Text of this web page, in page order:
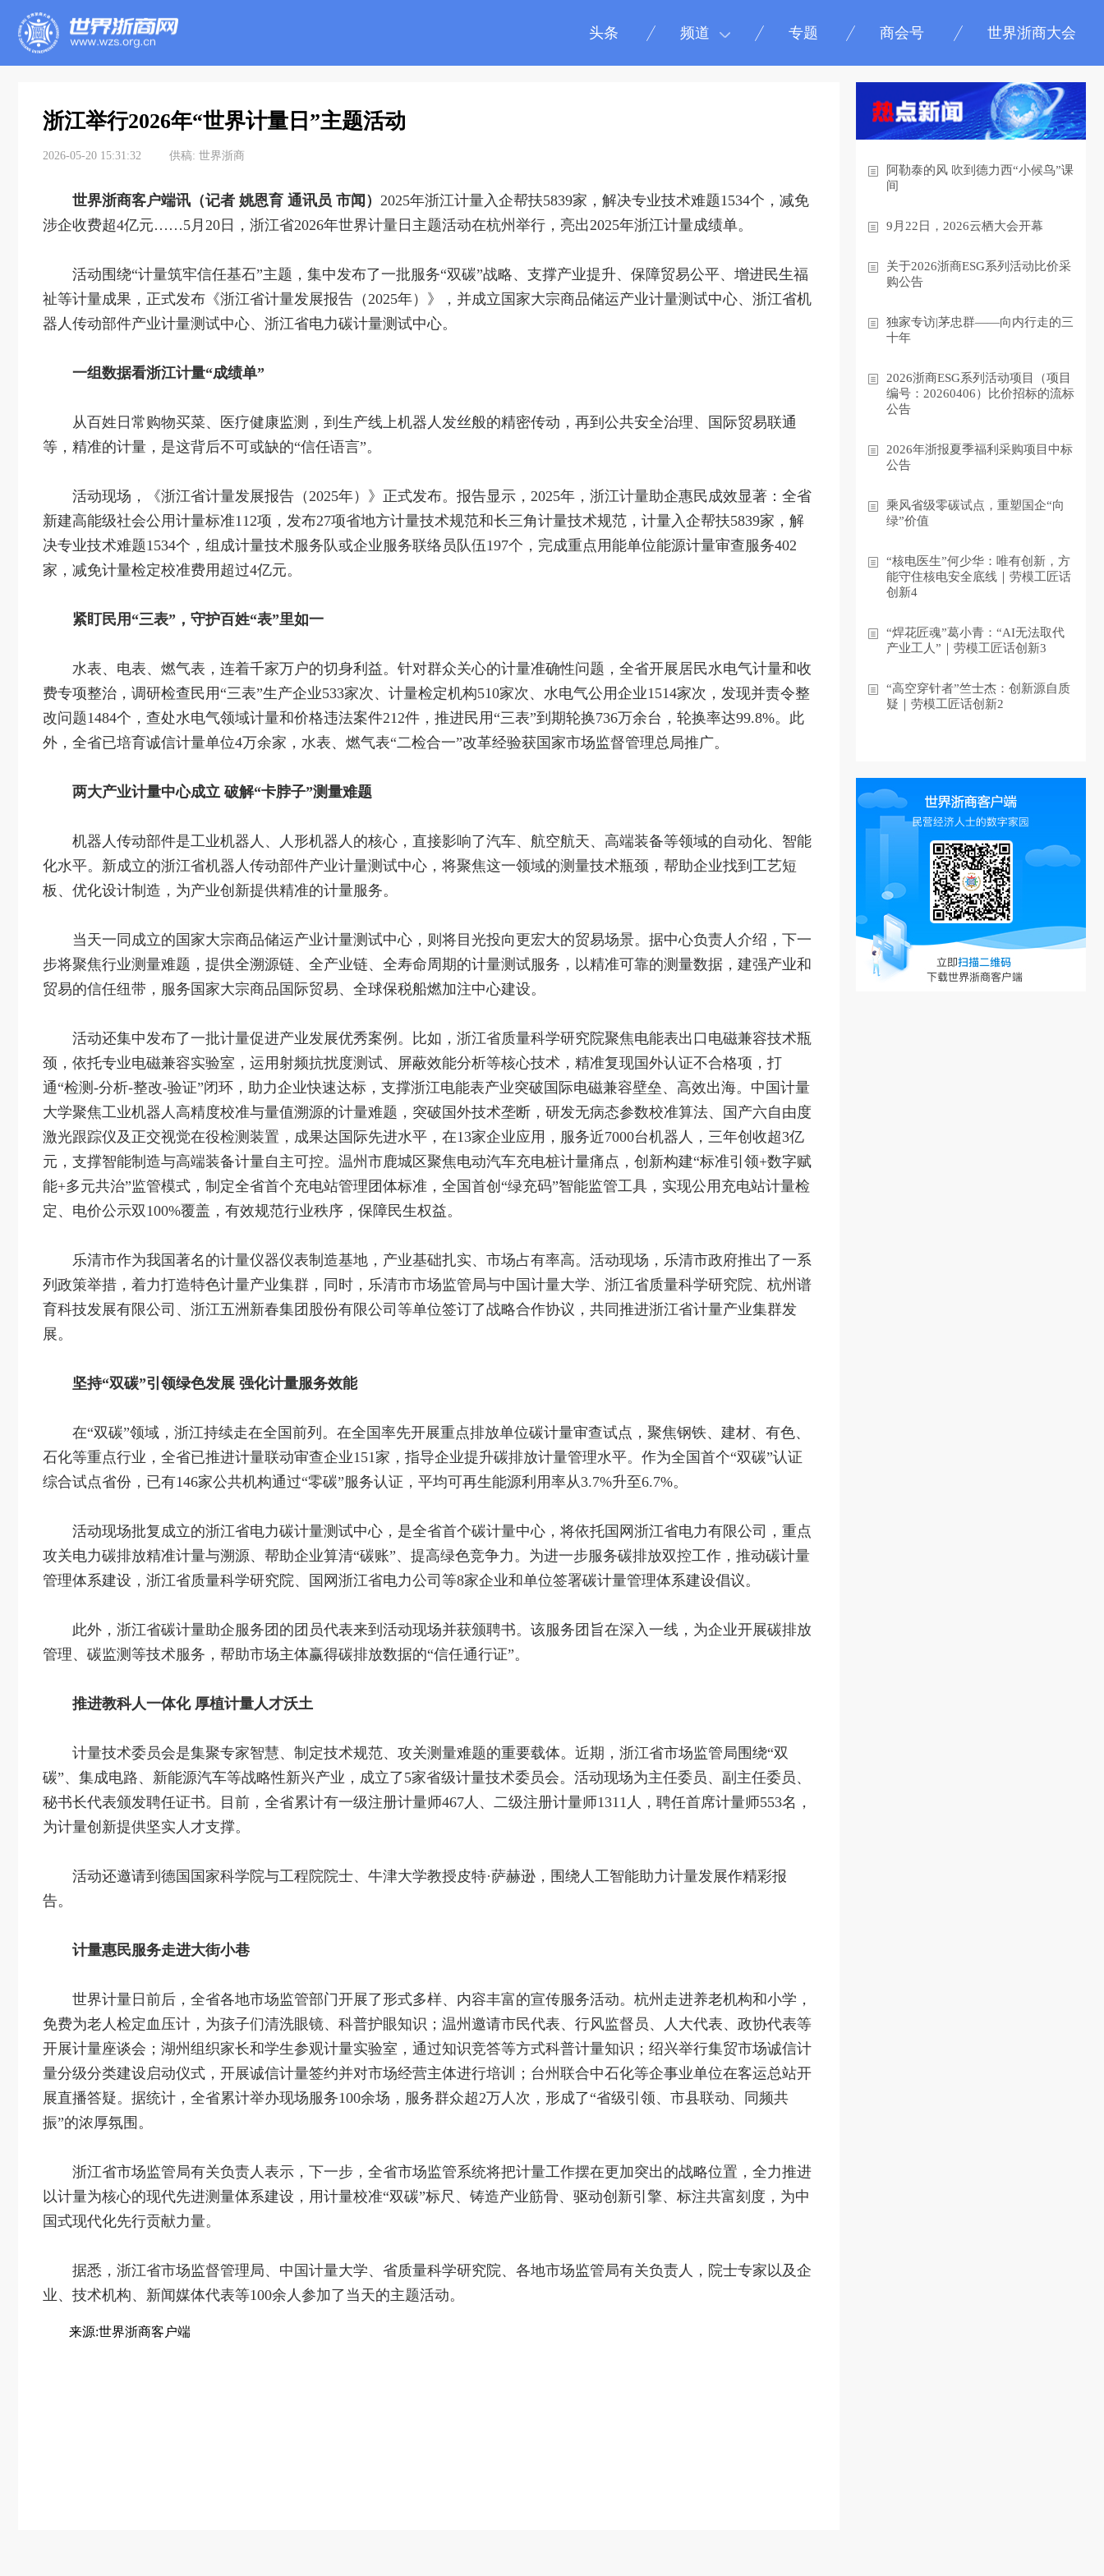
头条 频道 专题 商会号 世界浙商大会
浙江举行2026年“世界计量日”主题活动
2026-05-20 15:31:32 供稿: 世界浙商
世界浙商客户端讯（记者 姚恩育 通讯员 市闻） 2025年浙江计量入企帮扶5839家，解决专业技术难题1534个，减免
涉企收费超4亿元……5月20日，浙江省2026年世界计量日主题活动在杭州举行，亮出2025年浙江计量成绩单。
活动围绕“计量筑牢信任基石”主题，集中发布了一批服务“双碳”战略、支撑产业提升、保障贸易公平、增进民生福
祉等计量成果，正式发布《浙江省计量发展报告（2025年）》，并成立国家大宗商品储运产业计量测试中心、浙江省机
器人传动部件产业计量测试中心、浙江省电力碳计量测试中心。
一组数据看浙江计量“成绩单”
从百姓日常购物买菜、医疗健康监测，到生产线上机器人发丝般的精密传动，再到公共安全治理、国际贸易联通
等，精准的计量，是这背后不可或缺的“信任语言”。
活动现场，《浙江省计量发展报告（2025年）》正式发布。报告显示，2025年，浙江计量助企惠民成效显著：全省
新建高能级社会公用计量标准112项，发布27项省地方计量技术规范和长三角计量技术规范，计量入企帮扶5839家，解
决专业技术难题1534个，组成计量技术服务队或企业服务联络员队伍197个，完成重点用能单位能源计量审查服务402
家，减免计量检定校准费用超过4亿元。
紧盯民用“三表”，守护百姓“表”里如一
水表、电表、燃气表，连着千家万户的切身利益。针对群众关心的计量准确性问题，全省开展居民水电气计量和收
费专项整治，调研检查民用“三表”生产企业533家次、计量检定机构510家次、水电气公用企业1514家次，发现并责令整
改问题1484个，查处水电气领域计量和价格违法案件212件，推进民用“三表”到期轮换736万余台，轮换率达99.8%。此
外，全省已培育诚信计量单位4万余家，水表、燃气表“二检合一”改革经验获国家市场监督管理总局推广。
两大产业计量中心成立 破解“卡脖子”测量难题
机器人传动部件是工业机器人、人形机器人的核心，直接影响了汽车、航空航天、高端装备等领域的自动化、智能
化水平。新成立的浙江省机器人传动部件产业计量测试中心，将聚焦这一领域的测量技术瓶颈，帮助企业找到工艺短
板、优化设计制造，为产业创新提供精准的计量服务。
当天一同成立的国家大宗商品储运产业计量测试中心，则将目光投向更宏大的贸易场景。据中心负责人介绍，下一
步将聚焦行业测量难题，提供全溯源链、全产业链、全寿命周期的计量测试服务，以精准可靠的测量数据，建强产业和
贸易的信任纽带，服务国家大宗商品国际贸易、全球保税船燃加注中心建设。
活动还集中发布了一批计量促进产业发展优秀案例。比如，浙江省质量科学研究院聚焦电能表出口电磁兼容技术瓶
颈，依托专业电磁兼容实验室，运用射频抗扰度测试、屏蔽效能分析等核心技术，精准复现国外认证不合格项，打
通“检测-分析-整改-验证”闭环，助力企业快速达标，支撑浙江电能表产业突破国际电磁兼容壁垒、高效出海。中国计量
大学聚焦工业机器人高精度校准与量值溯源的计量难题，突破国外技术垄断，研发无病态参数校准算法、国产六自由度
激光跟踪仪及正交视觉在役检测装置，成果达国际先进水平，在13家企业应用，服务近7000台机器人，三年创收超3亿
元，支撑智能制造与高端装备计量自主可控。温州市鹿城区聚焦电动汽车充电桩计量痛点，创新构建“标准引领+数字赋
能+多元共治”监管模式，制定全省首个充电站管理团体标准，全国首创“绿充码”智能监管工具，实现公用充电站计量检
定、电价公示双100%覆盖，有效规范行业秩序，保障民生权益。
乐清市作为我国著名的计量仪器仪表制造基地，产业基础扎实、市场占有率高。活动现场，乐清市政府推出了一系
列政策举措，着力打造特色计量产业集群，同时，乐清市市场监管局与中国计量大学、浙江省质量科学研究院、杭州谱
育科技发展有限公司、浙江五洲新春集团股份有限公司等单位签订了战略合作协议，共同推进浙江省计量产业集群发
展。
坚持“双碳”引领绿色发展 强化计量服务效能
在“双碳”领域，浙江持续走在全国前列。在全国率先开展重点排放单位碳计量审查试点，聚焦钢铁、建材、有色、
石化等重点行业，全省已推进计量联动审查企业151家，指导企业提升碳排放计量管理水平。作为全国首个“双碳”认证
综合试点省份，已有146家公共机构通过“零碳”服务认证，平均可再生能源利用率从3.7%升至6.7%。
活动现场批复成立的浙江省电力碳计量测试中心，是全省首个碳计量中心，将依托国网浙江省电力有限公司，重点
攻关电力碳排放精准计量与溯源、帮助企业算清“碳账”、提高绿色竞争力。为进一步服务碳排放双控工作，推动碳计量
管理体系建设，浙江省质量科学研究院、国网浙江省电力公司等8家企业和单位签署碳计量管理体系建设倡议。
此外，浙江省碳计量助企服务团的团员代表来到活动现场并获颁聘书。该服务团旨在深入一线，为企业开展碳排放
管理、碳监测等技术服务，帮助市场主体赢得碳排放数据的“信任通行证”。
推进教科人一体化 厚植计量人才沃土
计量技术委员会是集聚专家智慧、制定技术规范、攻关测量难题的重要载体。近期，浙江省市场监管局围绕“双
碳”、集成电路、新能源汽车等战略性新兴产业，成立了5家省级计量技术委员会。活动现场为主任委员、副主任委员、
秘书长代表颁发聘任证书。目前，全省累计有一级注册计量师467人、二级注册计量师1311人，聘任首席计量师553名，
为计量创新提供坚实人才支撑。
活动还邀请到德国国家科学院与工程院院士‌、‌牛津大学教授皮特·萨赫逊，围绕‌人工智能助力计量发展作精彩报
告。
计量惠民服务走进大街小巷
世界计量日前后，全省各地市场监管部门开展了形式多样、内容丰富的宣传服务活动。杭州走进养老机构和小学，
免费为老人检定血压计，为孩子们清洗眼镜、科普护眼知识；温州邀请市民代表、行风监督员、人大代表、政协代表等
开展计量座谈会；湖州组织家长和学生参观计量实验室，通过知识竞答等方式科普计量知识；绍兴举行集贸市场诚信计
量分级分类建设启动仪式，开展诚信计量签约并对市场经营主体进行培训；台州联合中石化等企事业单位在客运总站开
展直播答疑。据统计，全省累计举办现场服务100余场，服务群众超2万人次，形成了“省级引领、市县联动、同频共
振”的浓厚氛围。
浙江省市场监管局有关负责人表示，下一步，全省市场监管系统将把计量工作摆在更加突出的战略位置，全力推进
以计量为核心的现代先进测量体系建设，用计量校准“双碳”标尺、铸造产业筋骨、驱动创新引擎、标注共富刻度，为中
国式现代化先行贡献力量。
据悉，浙江省市场监督管理局、中国计量大学、省质量科学研究院、各地市场监管局有关负责人，院士专家以及企
业、技术机构、新闻媒体代表等100余人参加了当天的主题活动。
来源:世界浙商客户端
阿勒泰的风 吹到德力西“小候鸟”课
间
9月22日，2026云栖大会开幕
关于2026浙商ESG系列活动比价采
购公告
独家专访|茅忠群——向内行走的三
十年
2026浙商ESG系列活动项目（项目
编号：20260406）比价招标的流标
公告
2026年浙报夏季福利采购项目中标
公告
乘风省级零碳试点，重塑国企“向
绿”价值
“核电医生”何少华：唯有创新，方
能守住核电安全底线｜劳模工匠话
创新4
“焊花匠魂”葛小青：“AI无法取代
产业工人”｜劳模工匠话创新3
“高空穿针者”竺士杰：创新源自质
疑｜劳模工匠话创新2